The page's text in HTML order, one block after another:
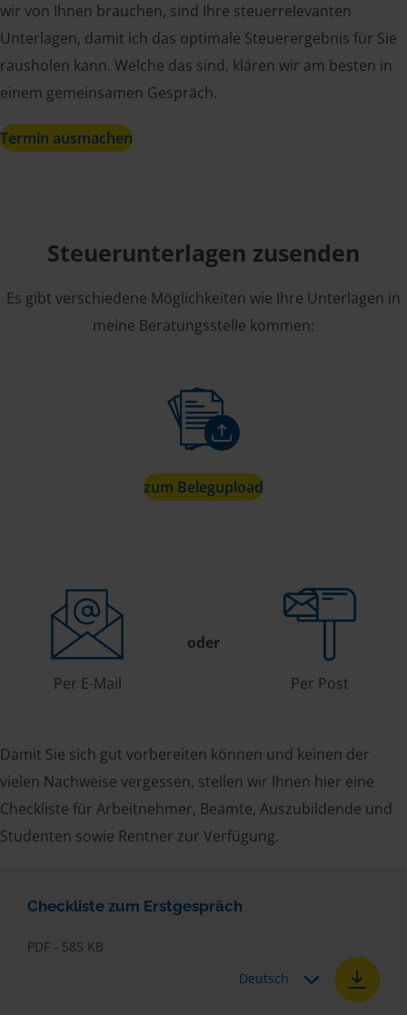
wir von Ihnen brauchen, sind Ihre steuerrelevanten
Unterlagen, damit ich das optimale Steuerergebnis für Sie
rausholen kann. Welche das sind, klären wir am besten in
einem gemeinsamen Gespräch.
Termin ausmachen
Steuerunterlagen zusenden
Es gibt verschiedene Möglichkeiten wie Ihre Unterlagen in
meine Beratungsstelle kommen:
zum Belegupload
Per E-Mail
oder
Per Post
Damit Sie sich gut vorbereiten können und keinen der
vielen Nachweise vergessen, stellen wir Ihnen hier eine
Checkliste für Arbeitnehmer, Beamte, Auszubildende und
Studenten sowie Rentner zur Verfügung.
Checkliste zum Erstgespräch
PDF - 585 KB
Deutsch